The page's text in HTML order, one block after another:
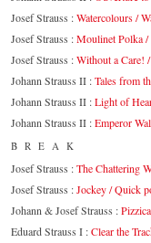
Josef Strauss :Watercolours /
Josef Strauss :Moulinet Polka /
Josef Strauss :Without a Care!
Johann Strauss II :Tales from
Johann Strauss II :Light of
Johann Strauss II :Emperor
BREAK
Josef Strauss :The Chattering
Josef Strauss :Jockey / Quick
Johann & Josef Strauss :
Eduard Strauss I :Clear the